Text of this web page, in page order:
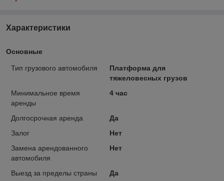
Характеристики
Основные
Тип грузового автомобиля
Платформа для
тяжеловесных грузов
Минимальное время
аренды
4 час
Долгосрочная аренда
Да
Залог
Нет
Замена арендованного
автомобиля
Нет
Выезд за пределы страны Да